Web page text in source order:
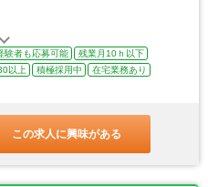
験者も応募可能
残業月10ｈ以下
以上 積極採用中
在宅業務あり
この求人に興味がある